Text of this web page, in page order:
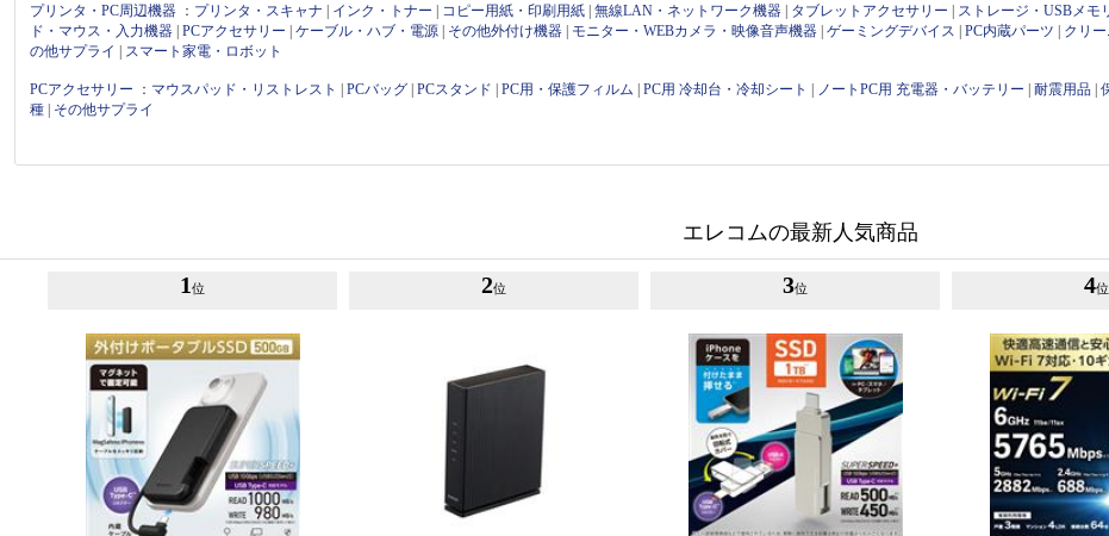
プリンタ・PC周辺機器 ： プリンタ・スキャナ インク・トナー コピー用紙・印刷用紙 |無線LAN・ネットワーク機器 タブレットアクセサリー ストレージ・USBメモ
ド・マウス・入力機器 |PCアクセサリー |ケーブル・ハブ・電源 その他外付け機器 モニター・WEBカメラ・映像音声機器 |ゲーミングデバイス |PC内蔵パーツ
クリ
の他サプライ
スマート家電・ロボット
PCアクセサリー ： マウスパッド・リストレスト |PCバッグ |PCスタンド |PC用・保護フィルム |PC用 冷却台・冷却シート ノートPC用 充電器・バッテリー |耐震用品 |
種
その他サプライ
エレコムの最新人気商品
1 位 2位 3位 4位